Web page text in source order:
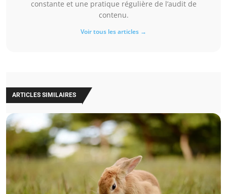
constante et une pratique régulière de l’audit de
contenu.
Voir tous les articles →
ARTICLES SIMILAIRES